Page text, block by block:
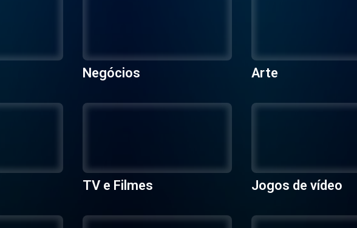
Negócios Arte
TV e Filmes Jogos de vídeo